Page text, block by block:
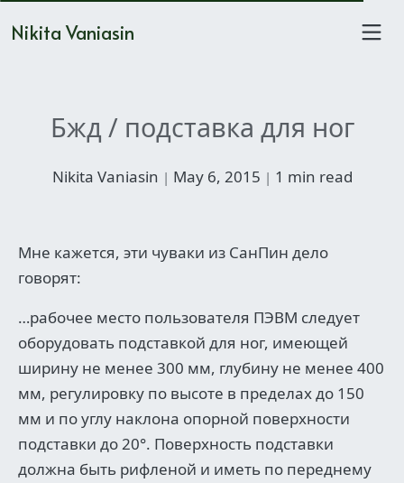
Nikita Vaniasin
Бжд / подставка для ног
Nikita Vaniasin | May 6, 2015 | 1 min read
Мне кажется, эти чуваки из СанПин дело
говорят:
…рабочее место пользователя ПЭВМ следует
оборудовать подставкой для ног, имеющей
ширину не менее 300 мм, глубину не менее 400
мм, регулировку по высоте в пределах до 150
мм и по углу наклона опорной поверхности
подставки до 20°. Поверхность подставки
должна быть рифленой и иметь по переднему